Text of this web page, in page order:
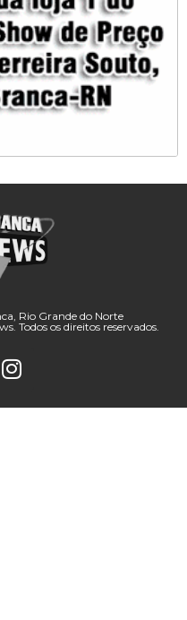
Rio Grande do Norte
Todos os direitos reservados.